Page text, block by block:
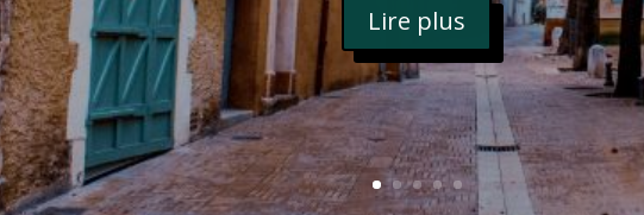
Lire plus